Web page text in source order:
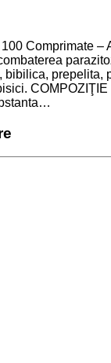
Comprimate –
bibilica, prepelita,